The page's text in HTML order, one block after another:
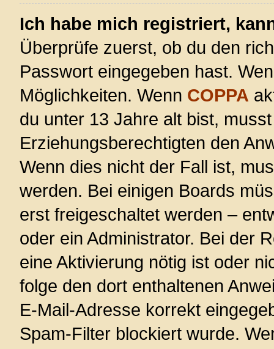
Ich habe mich registriert,
Überprüfe zuerst, ob du den
Passwort eingegeben hast.
Möglichkeiten. Wenn COPPA
du unter 13 Jahre alt bist,
Erziehungsberechtigten den
Wenn dies nicht der Fall ist,
werden. Bei einigen Boards
erst freigeschaltet werden –
oder ein Administrator. Bei der
eine Aktivierung nötig ist oder
folge den dort enthaltenen
E-Mail-Adresse korrekt
Spam-Filter blockiert wurde.